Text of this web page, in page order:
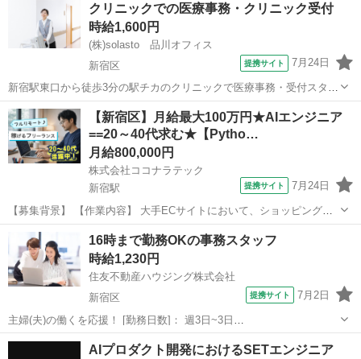
クリニックでの医療事務・クリニック受付
時給1,600円
(株)solasto 品川オフィス
新宿区
提携サイト 7月24日
新宿駅東口から徒歩3分の駅チカのクリニックで医療事務・受付スタッ
フの派遣求人です。 患者様の受付や会計、精算補助などの窓口対応、
レセプトなどの事務、電話対応、医師の補助などをお任せします。 今
回は、1年以上の医療事務経験が...
東京 新宿区 データ入力
【新宿区】月給最大100万円★AIエンジニア
==20～40代求む★【Pytho…
月給800,000円
株式会社ココナラテック
新宿駅
提携サイト 7月24日
【募集背景】 【作業内容】 大手ECサイトにおいて、ショッピング可
能なAIエージェントを開発します。 【求める人物像】 【ポジションの
魅力】 AIエージェントおよびMCPサーバ開発に携わることができま
す。 【開発環境...
東京 新宿駅 エンジニア
16時まで勤務OKの事務スタッフ
時給1,230円
住友不動産ハウジング株式会社
新宿区
提携サイト 7月2日
主婦(夫)の働くを応援！ [勤務日数]： 週3日~3日
09:00~16:00/10:00~17:00 月/火/水/木/金 などから選べます [勤務地・
最寄駅]： 東京都新宿区西新宿4-34-7 住友不動産西新宿ビル5号...
東京 新宿区 Webデザイナー
AIプロダクト開発におけるSETエンジニア